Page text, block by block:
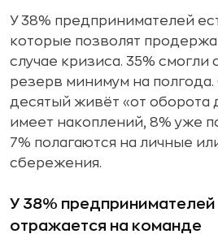
У 38% предпринимателей
которые позволят
случае кризиса. 35%
резерв минимум на
десятый живёт «от оборота
имеет накоплений, 8% уже
7% полагаются на личные
сбережения.
У 38% предпринимателей
отражается на команде